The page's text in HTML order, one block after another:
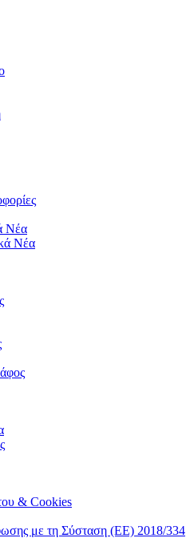
Νέα
Νέα
& Cookies
με τη Σύσταση (ΕΕ) 2018/334